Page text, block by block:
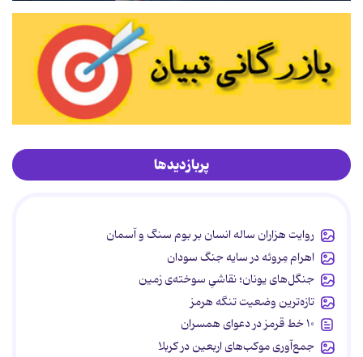
پربازدیدها
روایت هزاران ساله انسان بر بوم سنگ و آسمان
اهرام مِروئه در سایه جنگ سودان
جنگل‌های یونان؛ نقاشیِ سوخته‌ی زمین
تازه‌ترین وضعیت تنگه هرمز
۱۰ خط قرمز در دعوای همسران
جمع‌آوری موکب‌های اربعین در کربلا